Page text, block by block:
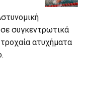
συγκεντρωτικά
ατυχήματα